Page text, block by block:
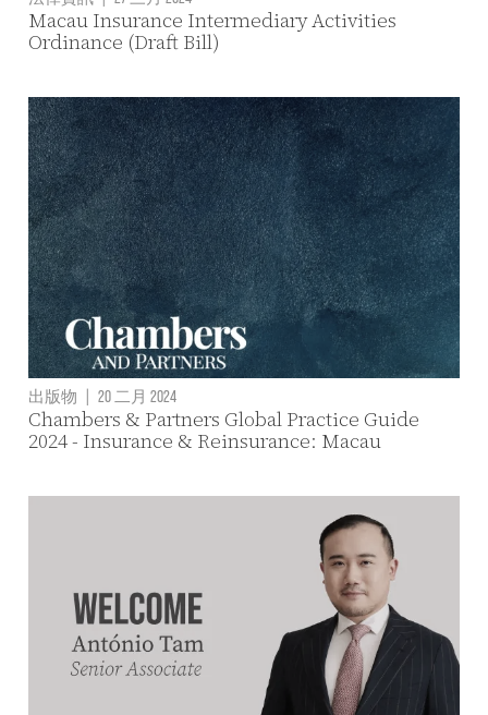
Macau Insurance Intermediary Activities
Ordinance (Draft Bill)
出版物 | 20 二月 2024
Chambers & Partners Global Practice Guide
2024 - Insurance & Reinsurance: Macau